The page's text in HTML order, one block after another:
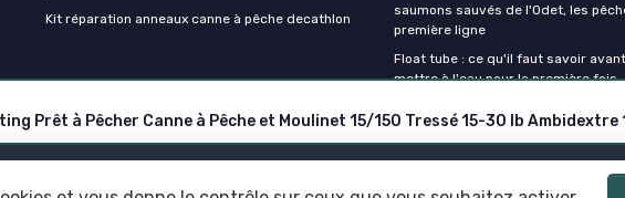
Prêt à Pêcher Canne à Pêche et Moulinet 15/150 Tressé 15-30 lb
Kit réparation anneaux canne à pêche decathlon
saumons sauvés de l'Odet, les
première ligne
Float tube : ce qu'il faut savoir
mettre à l'eau pour la première fois